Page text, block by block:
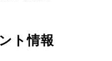
ト情報